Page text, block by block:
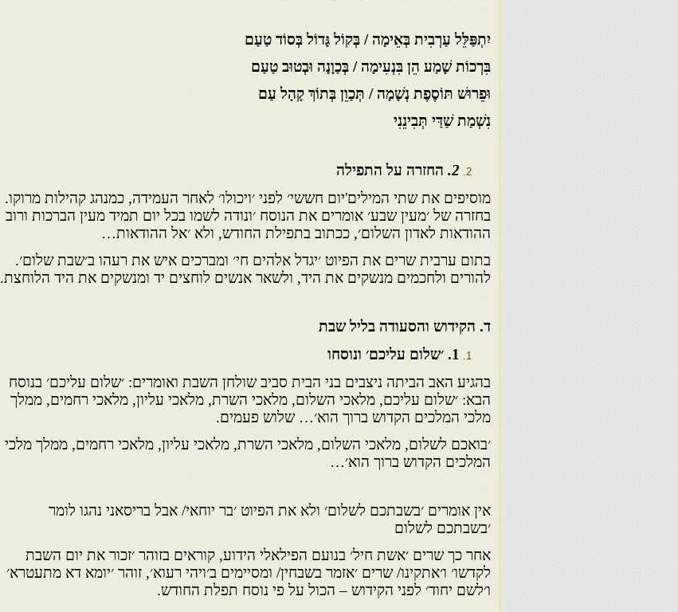
יִתְפַּלֵּל עַרְבִית בְּאֵימָה / בְּקוֹל גָּדוֹל בְּסוֹד טַעַם
בִּרְכוֹת שָׁמַע הֵן בִּנְעִימָה / בְּכַוָנָה וּבְטוּב טַעַם
וּפֵרוּשׁ תּוֹסֶפֶת נְשָׁמָה / תְּכַוֵן בְּתוֹךְ קָהָל עַם
נִשְׁמַת שַׁדַּי תְּבִינֵנִי
2
. החזרה על התפילה
מוסיפים את שתי המילים'יום חששי׳ לפני ׳ויכולו׳ לאחר העמידה, כמנהג קהילות מרוקו.
בחזרה של ׳מעין שבע׳ אומרים את הנוסח ׳ונודה לשמו בכל יום תמיד מעין הברכות ורוב
ההודאות לאדון השלום׳, ככתוב בתפילת החודש, ולא ׳אל ההודאות…
בתום ערבית שרים את הפיוט ׳יגדל אלהים חי׳ ומברכים איש את רעהו ב׳שבת שלום׳.
להורים ולחכמים מנשקים את היד, ולשאר אנשים לוחצים יד ומנשקים את היד הלוחצת.
ד. הקידוש והסעודה בליל שבת
1. ׳שלום עליכם׳ ונוסחו
בהגיע האב הביתה ניצבים בני הבית סביב שולחן השבת ואומרים: ׳שלום עליכם׳ בנוסח
הבא: ׳שלום עליכם, מלאכי השלום, מלאכי השרת, מלאכי עליון, מלאכי רחמים, ממלך
מלכי המלכים הקדוש ברוך הוא׳… שלוש פעמים.
׳בואכם לשלום, מלאכי השלום, מלאכי השרת, מלאכי עליון, מלאכי רחמים, ממלך מלכי
המלכים הקדוש ברוך הוא׳…
אין אומרים ׳בשבתכם לשלום׳ ולא את הפיוט ׳בר יוחאי/ אבל בריסאני נהגו לומר
׳בשבתכם לשלום
אחר כך שרים ׳אשת חיל׳ בנועם הפילאלי הידוע, קוראים בזוהר ׳זכור את יום השבת
לקדשו׳ ו׳אתקינו/ שרים ׳אזמר בשבחין/ ומסיימים ב׳ויהי רעוא׳, זוהר ׳יומא דא מתעטרא׳
ו׳לשם יחוד׳ לפני הקידוש – הכול על פי נוסח תפלת החודש.